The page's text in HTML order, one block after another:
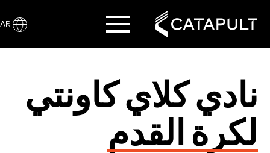
نادي كلاي كاونتي
لكرة القدم